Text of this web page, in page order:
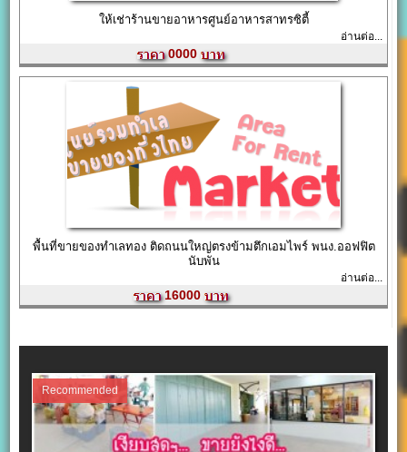
ให้เช่าร้านขายอาหารศูนย์อาหารสาทรซิตี้
อ่านต่อ...
0000
พื้นที่ขายของทำเลทอง ติดถนนใหญ่ตรงข้ามตึกเอมไพร์ พนง.ออฟฟิต
นับพัน
อ่านต่อ...
16000
Recommended